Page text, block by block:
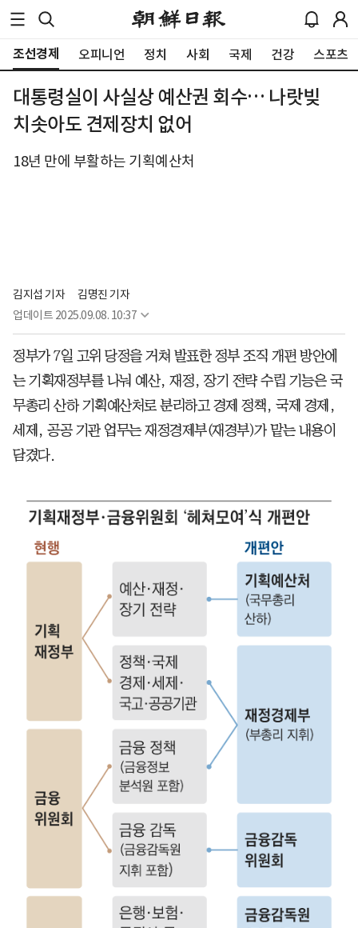
조선경제 오피니언 정치 사회 국제 건강 스포츠
대통령실이 사실상 예산권 회수… 나랏빚
치솟아도 견제장치 없어
18년 만에 부활하는 기획예산처
김지섭 기자
김명진 기자
업데이트 2025.09.08. 10:37
정부가 7일 고위 당정을 거쳐 발표한 정부 조직 개편 방안에
는 기획재정부를 나눠 예산, 재정, 장기 전략 수립 기능은 국
무총리 산하 기획예산처로 분리하고 경제 정책, 국제 경제,
세제, 공공 기관 업무는 재정경제부(재경부)가 맡는 내용이
담겼다.